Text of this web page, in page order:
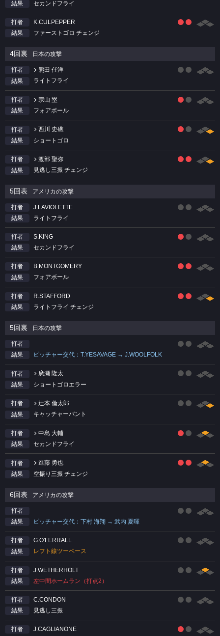
結果 セカンドフライ
打者
K.CULPEPPER
結果
ファーストゴロ チェンジ
4回裏 日本の攻撃
打者
熊田 任洋
結果
ライトフライ
打者
宗山 塁
結果
フォアボール
打者
西川 史礁
結果
ショートゴロ
打者
渡部 聖弥
結果
見逃し三振 チェンジ
5回表 アメリカの攻撃
打者
J.LAVIOLETTE
結果
ライトフライ
打者
S.KING
結果
セカンドフライ
打者
B.MONTGOMERY
結果
フォアボール
打者
R.STAFFORD
結果
ライトフライ チェンジ
5回裏 日本の攻撃
打者
結果
ピッチャー交代：T.YESAVAGE → J.WOOLFOLK
打者
廣瀬 隆太
結果
ショートゴロエラー
打者
辻本 倫太郎
結果
キャッチャーバント
打者
中島 大輔
結果
セカンドフライ
打者
進藤 勇也
結果
空振り三振 チェンジ
6回表 アメリカの攻撃
打者
結果
ピッチャー交代：下村 海翔 → 武内 夏暉
打者
G.O'FERRALL
結果
レフト線ツーベース
打者
J.WETHERHOLT
結果
左中間ホームラン（打点2）
打者
C.CONDON
結果
見逃し三振
打者
J.CAGLIANONE